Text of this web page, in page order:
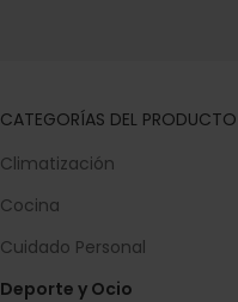
CATEGORÍAS DEL PRODUCTO
Climatización
Cocina
Cuidado Personal
Deporte y Ocio